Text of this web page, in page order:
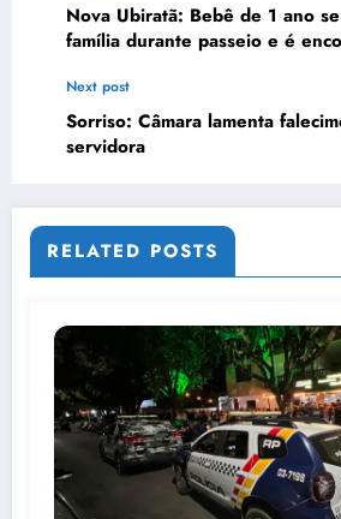
Nova Ubiratã: Bebê de 1 ano
família durante passeio e é
Next post
Sorriso: Câmara lamenta
servidora
RELATED POSTS